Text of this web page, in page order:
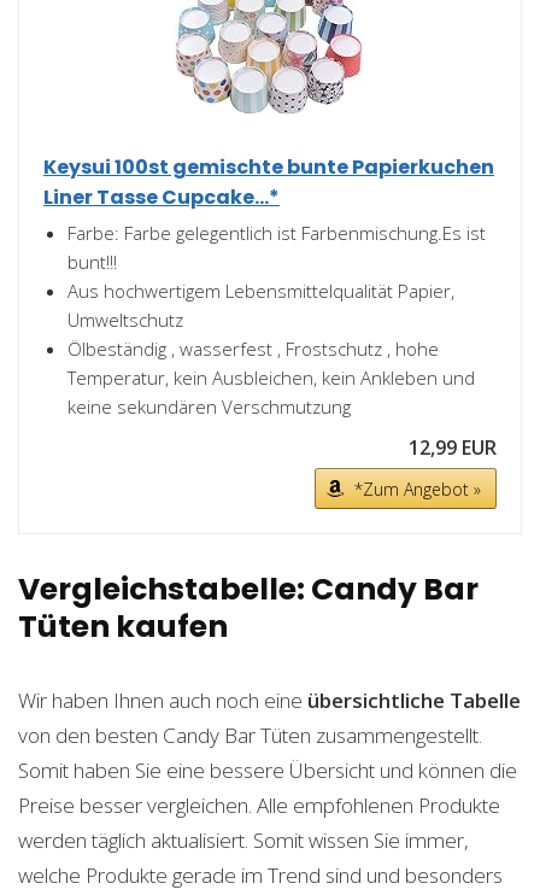
Keysui 100st gemischte bunte Papierkuchen
Liner Tasse Cupcake...*
Farbe: Farbe gelegentlich ist Farbenmischung.Es ist
bunt!!!
Aus hochwertigem Lebensmittelqualität Papier,
Umweltschutz
Ölbeständig , wasserfest , Frostschutz , hohe
Temperatur, kein Ausbleichen, kein Ankleben und
keine sekundären Verschmutzung
12,99 EUR
*Zum Angebot »
Vergleichstabelle: Candy Bar
Tüten kaufen
Wir haben Ihnen auch noch eine übersichtliche Tabelle
von den besten Candy Bar Tüten zusammengestellt.
Somit haben Sie eine bessere Übersicht und können die
Preise besser vergleichen. Alle empfohlenen Produkte
werden täglich aktualisiert. Somit wissen Sie immer,
welche Produkte gerade im Trend sind und besonders